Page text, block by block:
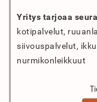
Yritys tarjoaa
kotipalvelut,
siivouspalvelut,
nurmikonleikkuut